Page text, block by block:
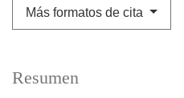
Más formatos de cita
Resumen